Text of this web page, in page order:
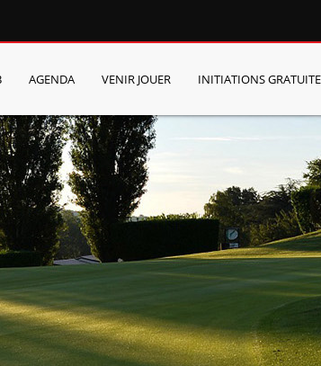
AGENDA VENIR JOUER INITIATIONS